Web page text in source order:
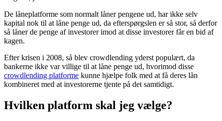
De låneplatforme som normalt låner pengene ud, har ikke selv
kapital nok til at låne penge ud, da efterspørgslen er så stor, så derfor
så låner de penge af investorer imod at disse investorer får en bid af
kagen.
Efter krisen i 2008, så blev crowdlending yderst populært, da
bankerne ikke var villige til at låne penge ud, hvorimod disse
crowdlending platforme kunne hjælpe folk med at få deres lån
kombineret med at investorerne tjente på det samtidigt.
Hvilken platform skal jeg vælge?